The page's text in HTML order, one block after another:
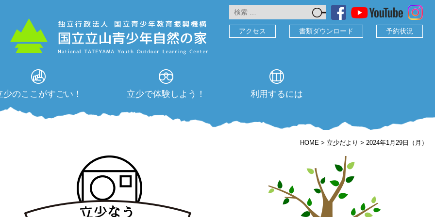
アクセス
書類ダウンロード 予約状況
少のここがすごい！ 立少で体験しよう！ 利用するには
HOME > 立少だより > 2024年1月29日（月）